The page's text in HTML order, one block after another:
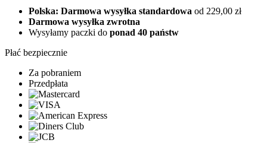
Polska: Darmowa wysyłka standardowa od 229,00 zł
Darmowa wysyłka zwrotna
Wysyłamy paczki do ponad 40 państw
Płać bezpiecznie
Za pobraniem
Przedpłata